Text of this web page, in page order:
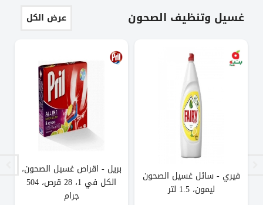
غسيل وتنظيف الصحون
فيري - سائل غسيل الصحون
ليمون، 1.5 لتر
بريل - اقراص غسيل الصحون،
الكل في 1، 28 قرص، 504
جرام
عرض الكل